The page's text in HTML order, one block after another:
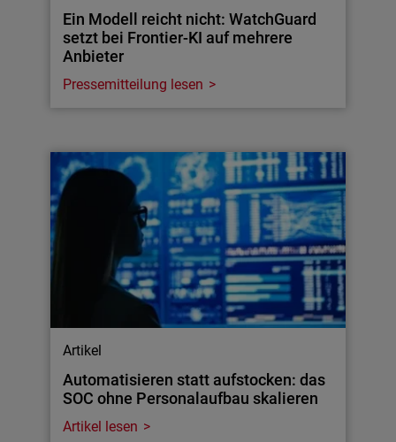
Ein Modell reicht nicht: WatchGuard
setzt bei Frontier-KI auf mehrere
Anbieter
Pressemitteilung lesen
Artikel
Automatisieren statt aufstocken: das
SOC ohne Personalaufbau skalieren
Artikel lesen